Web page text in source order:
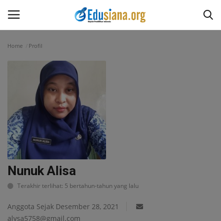
Redaksi
Opini
Kesehatan
Pantun
Puisi
Home Profil
Nunuk Alisa
Terakhir terlihat: 5 bertahun-tahun yang lalu
Anggota Sejak Desember 28, 2021
alysa5758@gmail.com